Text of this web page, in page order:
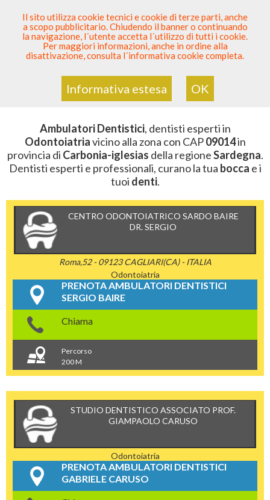
SEI DENTISTA? PARTECIPA
Sei QuiElenco Dentista Sicuro > Odontoiatria>
Ambulatori Dentistici>Sardegna>Carbonia-Iglesias
CAP 09014
ZONA CON CAP 09014
Ambulatori Dentistici, dentisti esperti in
Odontoiatriavicino alla zona con CAP09014in
provincia di Carbonia-iglesias della regioneSardegna.
Dentisti esperti e professionali, curano la tua bocca e i
tuoi denti.
CENTRO ODONTOIATRICO SARDO BAIRE
DR. SERGIO
Roma,52 - 09123 CAGLIARI(CA) - ITALIA
Odontoiatria
PRENOTA AMBULATORI DENTISTICI
SERGIO BAIRE
Chiama
Percorso
200 M
STUDIO DENTISTICO ASSOCIATO PROF.
GIAMPAOLO CARUSO
Odontoiatria
PRENOTA AMBULATORI DENTISTICI
GABRIELE CARUSO
Il sito utilizza cookie tecnici e cookie di terze parti, anche
a scopo pubblicitario. Chiudendo il banner o continuando
la navigazione, l´utente accetta l´utilizzo di tutti i cookie.
Per maggiori informazioni, anche in ordine alla
disattivazione, consulta l´informativa cookie completa.
Informativa estesa OK